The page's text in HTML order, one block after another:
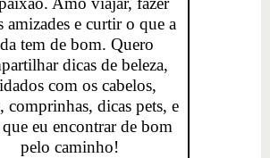
amizades e curtir o que a
tem de bom. Quero
dicas de beleza,
com os cabelos,
comprinhas, dicas pets, e
eu encontrar de bom
pelo caminho!